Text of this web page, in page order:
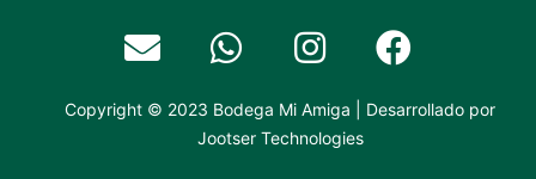
Copyright © 2023 Bodega Mi Amiga | Desarrollado por
Jootser Technologies